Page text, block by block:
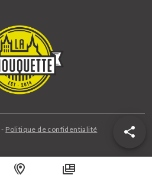
- Politique de confidentialité